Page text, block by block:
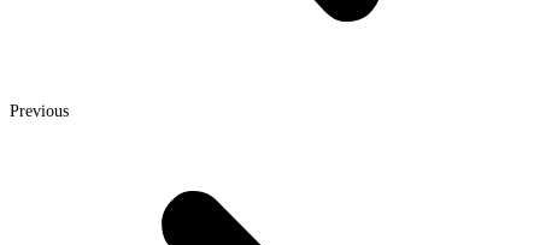
Previous